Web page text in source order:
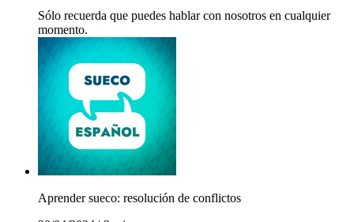
Sólo recuerda que puedes hablar con nosotros en cualquier
momento.
Aprender sueco: resolución de conflictos